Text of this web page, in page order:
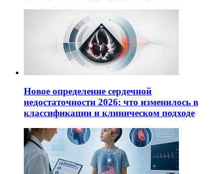
Новое определение сердечной
недостаточности 2026: что изменилось в
классификации и клиническом подходе